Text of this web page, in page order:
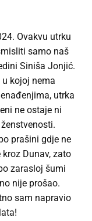
Ovakvu utrku
samo naš
Siniša Jonjić.
u kojoj nema
utrka
ne ostaje ni
prašini gdje ne
Dunav, zato
zarasloj šumi
nije prošao.
sam napravio